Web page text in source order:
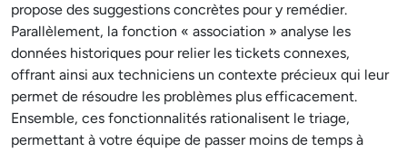
propose des suggestions concrètes pour y remédier.
Parallèlement, la fonction « association » analyse les
données historiques pour relier les tickets connexes,
offrant ainsi aux techniciens un contexte précieux qui leur
permet de résoudre les problèmes plus efficacement.
Ensemble, ces fonctionnalités rationalisent le triage,
permettant à votre équipe de passer moins de temps à